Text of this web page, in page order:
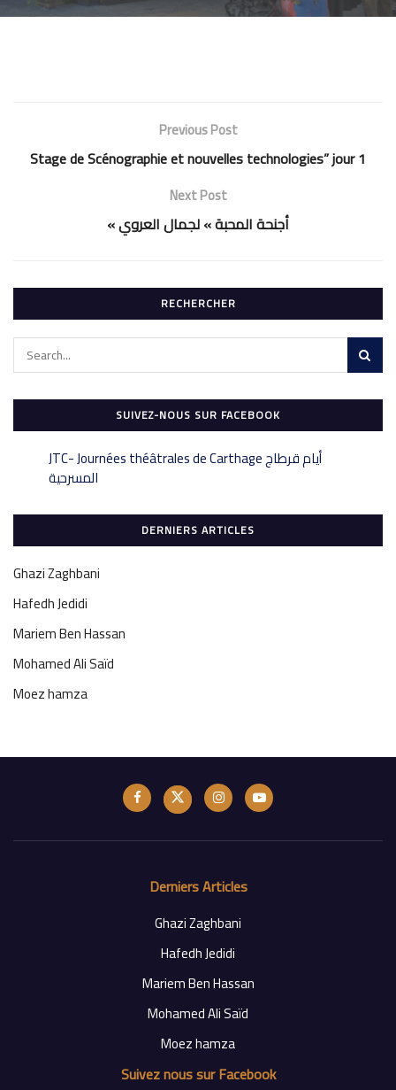
Previous Post
Stage de Scénographie et nouvelles technologies” jour 1
Next Post
« أجنحة المحبة » لجمال العروي
RECHERCHER
SUIVEZ-NOUS SUR FACEBOOK
‎JTC- Journées théâtrales de Carthage أيام قرطاج
DERNIERS ARTICLES
Ghazi Zaghbani
Hafedh Jedidi
Mariem Ben Hassan
Mohamed Ali Saïd
Moez hamza
Derniers Articles
Ghazi Zaghbani
Hafedh Jedidi
Mariem Ben Hassan
Mohamed Ali Saïd
Moez hamza
Suivez nous sur Facebook